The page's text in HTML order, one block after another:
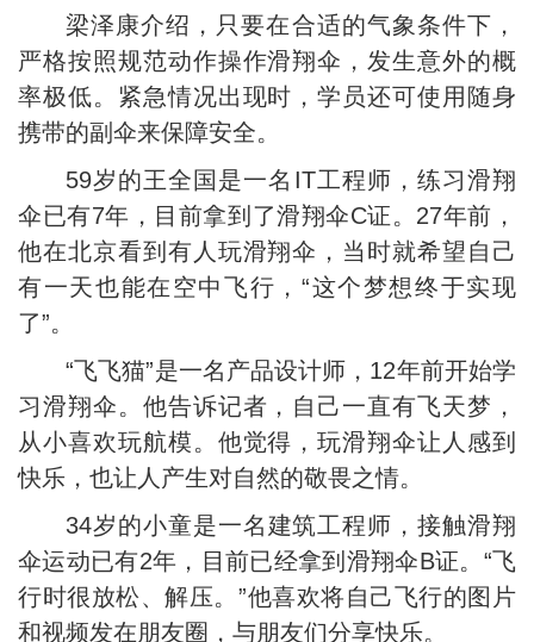
梁泽康介绍，只要在合适的气象条件下，
严格按照规范动作操作滑翔伞，发生意外的概
率极低。紧急情况出现时，学员还可使用随身
携带的副伞来保障安全。
59岁的王全国是一名IT工程师，练习滑翔
伞已有7年，目前拿到了滑翔伞C证。27年前，
他在北京看到有人玩滑翔伞，当时就希望自己
有一天也能在空中飞行，“这个梦想终于实现
了”。
“飞飞猫”是一名产品设计师，12年前开始学
习滑翔伞。他告诉记者，自己一直有飞天梦，
从小喜欢玩航模。他觉得，玩滑翔伞让人感到
快乐，也让人产生对自然的敬畏之情。
34岁的小童是一名建筑工程师，接触滑翔
伞运动已有2年，目前已经拿到滑翔伞B证。“飞
行时很放松、解压。”他喜欢将自己飞行的图片
和视频发在朋友圈，与朋友们分享快乐。